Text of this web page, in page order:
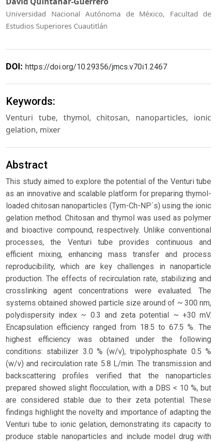
Universidad Nacional Autónoma de México, Facultad de
Estudios Superiores Cuautitlán
DOI: https://doi.org/10.29356/jmcs.v70i1.2467
Keywords:
Venturi tube, thymol, chitosan, nanoparticles, ionic
gelation, mixer
Abstract
This study aimed to explore the potential of the Venturi tube
as an innovative and scalable platform for preparing thymol-
loaded chitosan nanoparticles (Tym-Ch-NP´s) using the ionic
gelation method. Chitosan and thymol was used as polymer
and bioactive compound, respectively. Unlike conventional
processes, the Venturi tube provides continuous and
efficient mixing, enhancing mass transfer and process
reproducibility, which are key challenges in nanoparticle
production. The effects of recirculation rate, stabilizing and
crosslinking agent concentrations were evaluated. The
systems obtained showed particle size around of ~ 300 nm,
polydispersity index ~ 0.3 and zeta potential ~ +30 mV.
Encapsulation efficiency ranged from 18.5 to 67.5 %. The
highest efficiency was obtained under the following
conditions: stabilizer 3.0 % (w/v), tripolyphosphate 0.5 %
(w/v) and recirculation rate 5.8 L/min. The transmission and
backscattering profiles verified that the nanoparticles
prepared showed slight flocculation, with a DBS < 10 %, but
are considered stable due to their zeta potential. These
findings highlight the novelty and importance of adapting the
Venturi tube to ionic gelation, demonstrating its capacity to
produce stable nanoparticles and include model drug with